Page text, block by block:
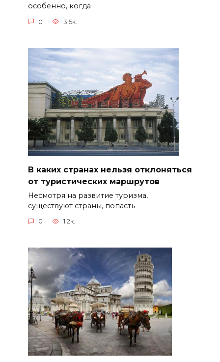
особенно, когда
0 3.5к.
В каких странах нельзя отклоняться
от туристических маршрутов
Несмотря на развитие туризма,
существуют страны, попасть
0 1.2к.